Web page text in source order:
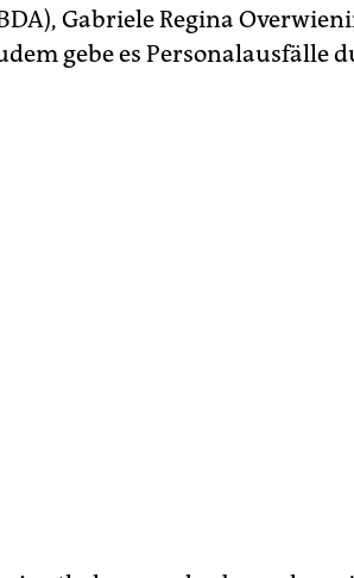
Gabriele Regina
gebe es Personalausfälle